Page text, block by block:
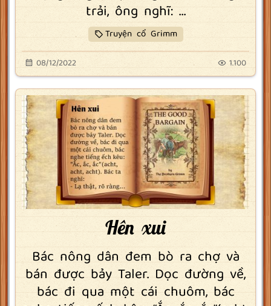
trải, ông nghĩ: ...
Truyện cổ Grimm
08/12/2022 1.100
Hên xui
Bác nông dân đem bò ra chợ và
bán được bảy Taler. Dọc đường về,
bác đi qua một cái chuôm, bác